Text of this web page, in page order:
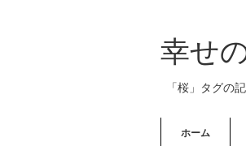
幸せ
「桜」タグの
ホーム